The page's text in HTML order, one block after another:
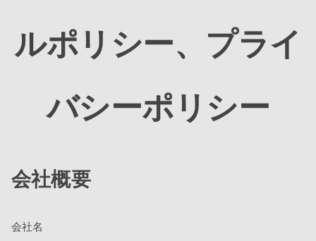
お問合せ
ルポリシー、プライ
バシーポリシー
会社概要
会社名